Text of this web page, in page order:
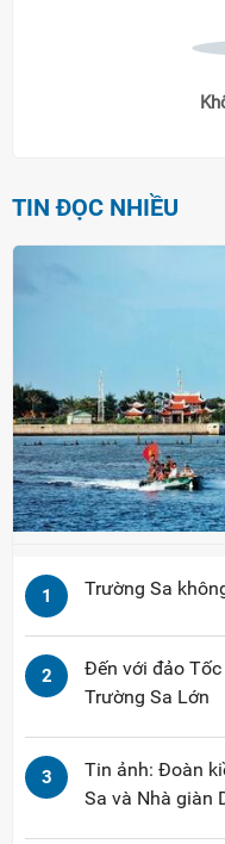
TIN ĐỌC NHIỀU
1 Trường Sa
2
Đến với đảo
Trường Sa Lớn
3
Tin ảnh: Đoàn
Sa và Nhà giàn